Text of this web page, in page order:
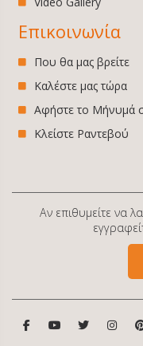
Επικοινωνία
Που θα μας βρείτε
Καλέστε μας τώρα
Αφήστε το Μήνυμά
Κλείστε Ραντεβού
Αν επιθυμείτε να